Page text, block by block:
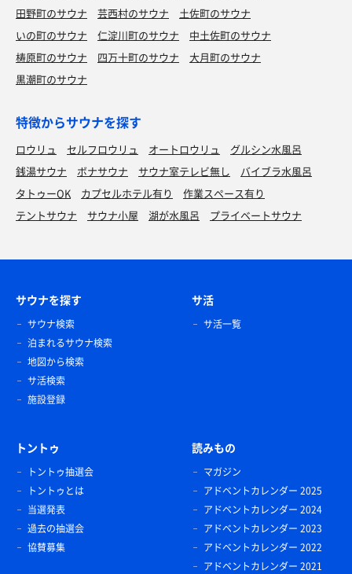
田野町のサウナ
芸西村のサウナ
土佐町のサウナ
いの町のサウナ
仁淀川町のサウナ
中土佐町のサウナ
梼原町のサウナ
四万十町のサウナ
大月町のサウナ
黒潮町のサウナ
特徴からサウナを探す
ロウリュ セルフロウリュ オートロウリュ
グルシン水風呂
銭湯サウナ
ボナサウナ サウナ室テレビ無し
バイブラ水風呂
タトゥーOK
カプセルホテル有り
作業スペース有り
テントサウナ
サウナ小屋 湖が水風呂 プライベートサウナ
サウナを探す
サウナ検索
泊まれるサウナ検索
地図から検索
サ活検索
施設登録
サ活
サ活一覧
トントゥ
トントゥ抽選会
トントゥとは
当選発表
過去の抽選会
協賛募集
読みもの
マガジン
アドベントカレンダー 2025
アドベントカレンダー 2024
アドベントカレンダー 2023
アドベントカレンダー 2022
アドベントカレンダー 2021